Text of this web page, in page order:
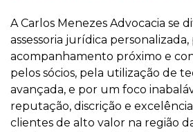
A Carlos Menezes Advocacia se
assessoria jurídica personalizada,
acompanhamento próximo e
pelos sócios, pela utilização de
avançada, e por um foco
reputação, discrição e
clientes de alto valor na região